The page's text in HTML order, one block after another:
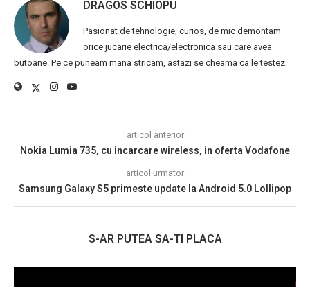
DRAGOS SCHIOPU
Pasionat de tehnologie, curios, de mic demontam
orice jucarie electrica/electronica sau care avea
butoane. Pe ce puneam mana stricam, astazi se cheama ca le testez.
articol anterior
Nokia Lumia 735, cu incarcare wireless, in oferta Vodafone
articol urmator
Samsung Galaxy S5 primeste update la Android 5.0 Lollipop
S-AR PUTEA SA-TI PLACA